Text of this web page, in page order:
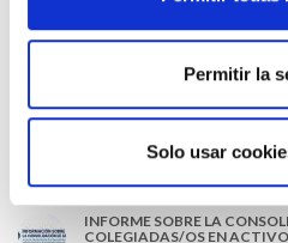
Permitir la
Solo usar
EL AUMENTO DE PRIMAS A
CONDICIONES DE LOS
EL COLEGIO DE MÉDICOS
URGENCIAS DEL CHUO
INFORME SOBRE LA
COLEGIADAS/OS EN